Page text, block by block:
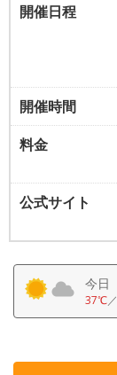
開催日程
開催時間
料金
公式サイト
今日
37℃／